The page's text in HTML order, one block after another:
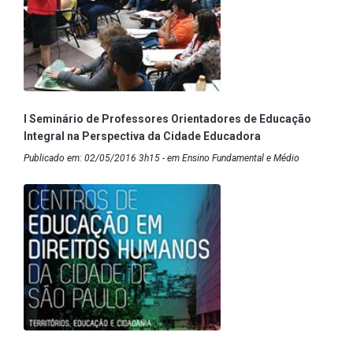
I Seminário de Professores Orientadores de Educação
Integral na Perspectiva da Cidade Educadora
Publicado em: 02/05/2016 3h15 - em Ensino Fundamental e Médio